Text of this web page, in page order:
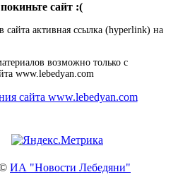
сайт :(
сайта активная ссылка (hyperlink) на
возможно только с
www.lebedyan.com
ИА "Новости Лебедяни"